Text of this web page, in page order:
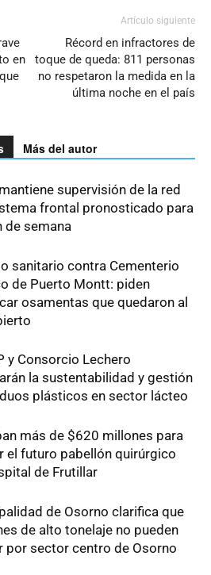
en
Artículo siguiente
Récord en infractores de
toque de queda: 811 personas
no respetaron la medida en la
última noche en el país
Más del autor
supervisión de la red
frontal pronosticado para
de semana
sanitario contra Cementerio
de Puerto Montt: piden
osamentas que quedaron al
y Consorcio Lechero
la sustentabilidad y gestión
plásticos en sector lácteo
más de $620 millones para
el futuro pabellón quirúrgico
de Frutillar
de Osorno clarifica que
de alto tonelaje no pueden
por sector centro de Osorno